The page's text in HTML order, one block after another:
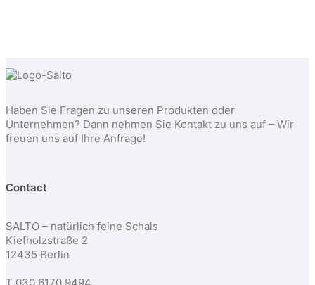
Haben Sie Fragen zu unseren Produkten oder
Unternehmen? Dann nehmen Sie Kontakt zu uns auf – Wir
freuen uns auf Ihre Anfrage!
Contact
SALTO – natürlich feine Schals
Kiefholzstraße 2
12435 Berlin
T 030 6170 9494